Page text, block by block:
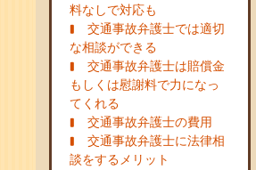
料なしで対応も
交通事故弁護士では適切
な相談ができる
交通事故弁護士は賠償金
もしくは慰謝料で力になっ
てくれる
交通事故弁護士の費用
交通事故弁護士に法律相
談をするメリット